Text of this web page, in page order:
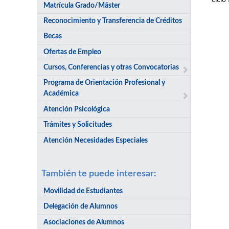
Matrícula Grado/Máster
Reconocimiento y Transferencia de Créditos
Becas
Ofertas de Empleo
Cursos, Conferencias y otras Convocatorias
Programa de Orientación Profesional y
Académica
Atención Psicológica
Trámites y Solicitudes
Atención Necesidades Especiales
También te puede interesar:
Movilidad de Estudiantes
Delegación de Alumnos
Asociaciones de Alumnos